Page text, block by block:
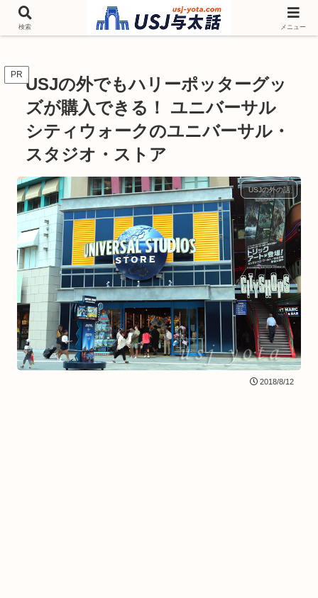
チケットやシーズンイベント ニンテンドーワールド アトラクションなどユニ
バを歩いて情報収集しています
PR USJの外でもハリーポッターグッ
ズが購入できる！ ユニバーサル
シティウォークのユニバーサル・
スタジオ・ストア
USJの外の話
2018/8/12
検索 メニュー